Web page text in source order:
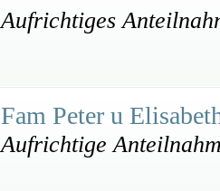
Aufrichtiges
Fam Peter u
Aufrichtige